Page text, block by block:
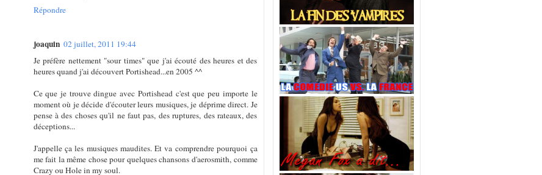
Répondre
joaquin 02 juillet, 2011 19:44
Je préfère nettement "sour times" que j'ai écouté des heures et des
heures quand j'ai découvert Portishead...en 2005 ^^
Ce que je trouve dingue avec Portishead c'est que peu importe le
moment où je décide d'écouter leurs musiques, je déprime direct. Je
pense à des choses qu'il ne faut pas, des ruptures, des rateaux, des
déceptions...
J'appelle ça les musiques maudites. Et va comprendre pourquoi ça
me fait la même chose pour quelques chansons d'aerosmith, comme
Crazy ou Hole in my soul.